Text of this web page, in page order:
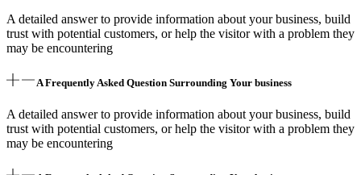
A detailed answer to provide information about your business, build
trust with potential customers, or help the visitor with a problem they
may be encountering
A Frequently Asked Question Surrounding Your business
A detailed answer to provide information about your business, build
trust with potential customers, or help the visitor with a problem they
may be encountering